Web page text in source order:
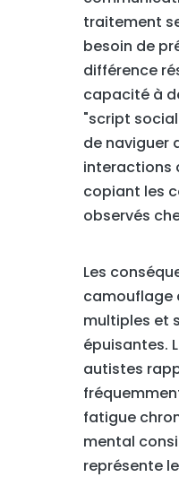
traitement
besoin de
différence
capacité à
"script
de naviguer
interactions
copiant les
observés
Les
camouflage
multiples et
épuisantes.
autistes
fatigue
mental
représente